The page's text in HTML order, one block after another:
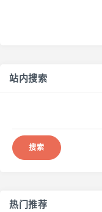
站内搜索
热门推荐